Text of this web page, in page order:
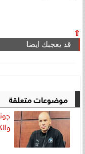
⇧
قد يعجبك ايضا
موضوعات متعلقة